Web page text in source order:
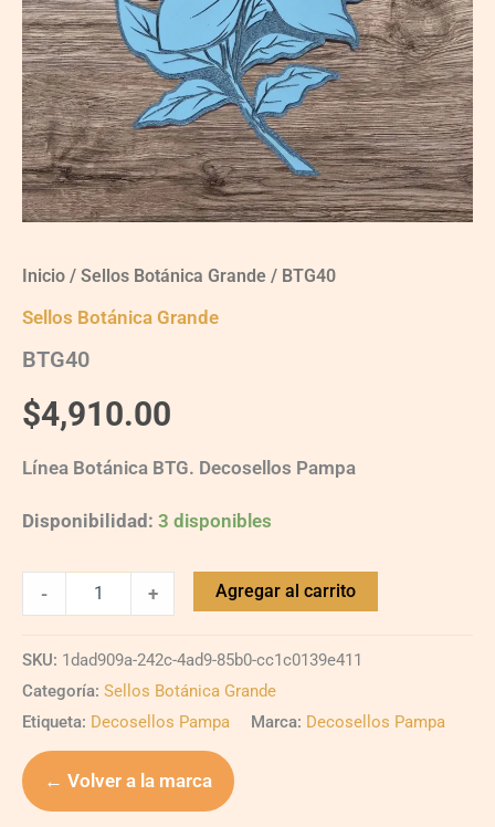
Inicio / Sellos Botánica Grande / BTG40
Sellos Botánica Grande
BTG40
$4,910.00
Línea Botánica BTG. Decosellos Pampa
Disponibilidad: 3 disponibles
- + Agregar al carrito
SKU: 1dad909a-242c-4ad9-85b0-cc1c0139e411
Categoría: Sellos Botánica Grande
Etiqueta: Decosellos Pampa Marca: Decosellos Pampa
← Volver a la marca